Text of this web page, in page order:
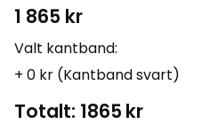
1 865 kr
Valt kantband:
+ 0 kr (Kantband svart)
Totalt: 1865 kr